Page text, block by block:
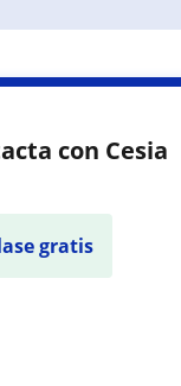
con Cesia
gratis